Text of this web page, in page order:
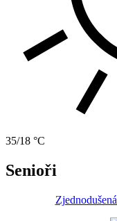
35/18 °C
Senioři